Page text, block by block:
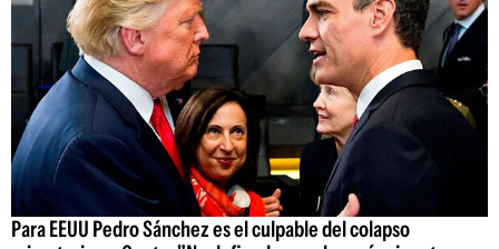
Para EEUU Pedro Sánchez es el culpable del colapso